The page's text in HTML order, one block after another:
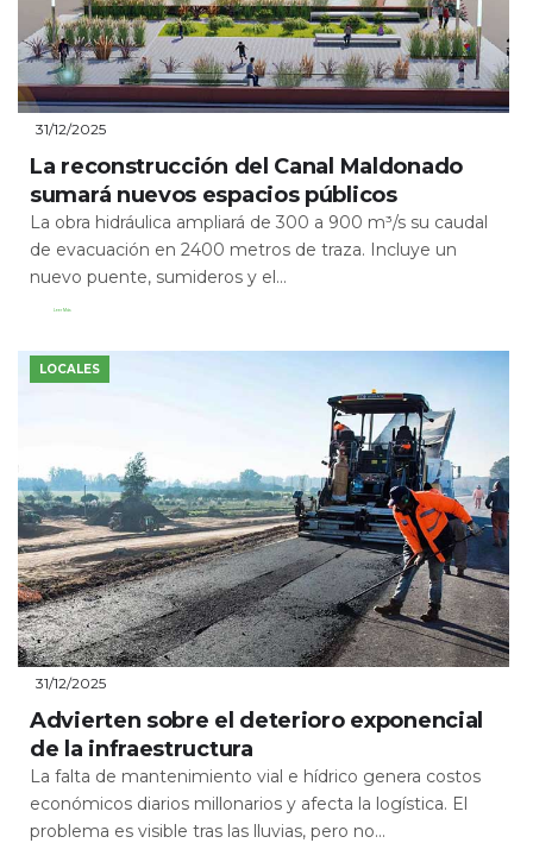
31/12/2025
La reconstrucción del Canal Maldonado
sumará nuevos espacios públicos
La obra hidráulica ampliará de 300 a 900 m³/s su caudal
de evacuación en 2400 metros de traza. Incluye un
nuevo puente, sumideros y el...
Leer Más
LOCALES
31/12/2025
Advierten sobre el deterioro exponencial
de la infraestructura
La falta de mantenimiento vial e hídrico genera costos
económicos diarios millonarios y afecta la logística. El
problema es visible tras las lluvias, pero no...